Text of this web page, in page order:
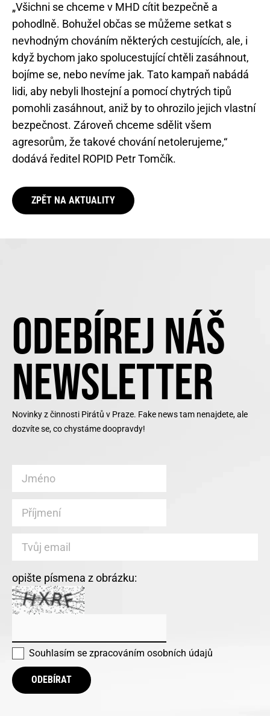
„Všichni se chceme v MHD cítit bezpečně a
pohodlně. Bohužel občas se můžeme setkat s
nevhodným chováním některých cestujících, ale, i
když bychom jako spolucestující chtěli zasáhnout,
bojíme se, nebo nevíme jak. Tato kampaň nabádá
lidi, aby nebyli lhostejní a pomocí chytrých tipů
pomohli zasáhnout, aniž by to ohrozilo jejich vlastní
bezpečnost. Zároveň chceme sdělit všem
agresorům, že takové chování netolerujeme,“
dodává ředitel ROPID Petr Tomčík.
ZPĚT NA AKTUALITY
ODEBÍREJ NÁŠ
NEWSLETTER
Novinky z činnosti Pirátů v Praze. Fake news tam nenajdete, ale
dozvíte se, co chystáme doopravdy!
opište písmena z obrázku:
Souhlasím se zpracováním osobních údajů
ODEBÍRAT